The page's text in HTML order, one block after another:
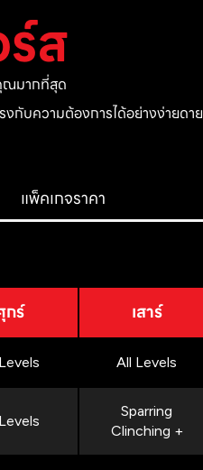
ส
ณมากที่สุด
งกับความต้องการได้อย่างง่ายดาย
แพ็คเกจราคา
กร์ เสาร์
All Levels
Sparring
Clinching +